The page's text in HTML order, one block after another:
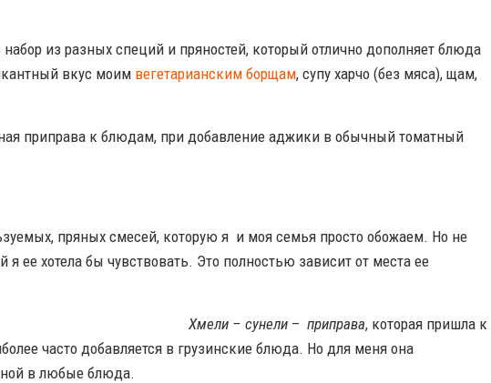
набор из разных специй и пряностей, который отлично дополняет блюда
вкус моим вегетарианским борщам, супу харчо (без мяса), щам,
приправа к блюдам, при добавление аджики в обычный томатный
пряных смесей, которую я и моя семья просто обожаем. Но не
я ее хотела бы чувствовать. Это полностью зависит от места ее
Хмели – сунели – приправа, которая пришла к
часто добавляется в грузинские блюда. Но для меня она
в любые блюда.